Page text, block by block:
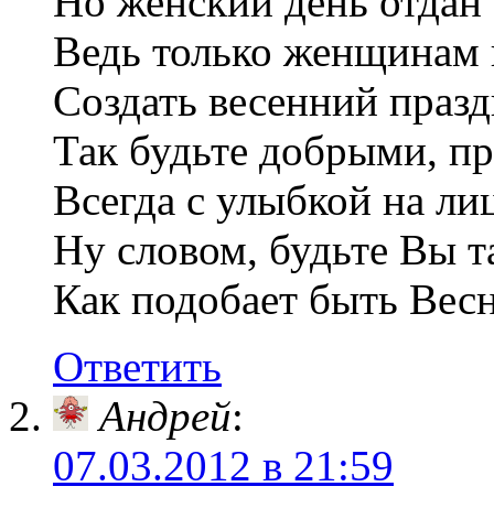
Ведь только женщинам
Создать весенний
Так будьте добрыми,
Всегда с улыбкой на
Ну словом, будьте Вы
Как подобает быть
Ответить
Андрей:
07.03.2012 в 21:59